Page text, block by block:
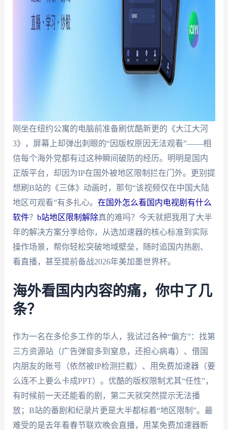
刚坐在纽约公寓的电脑前准备刷优酷新更的《大江大河
3》，屏幕上却弹出刺眼的“因版权原因无法观看”——相
信每个海外党都有过这种瞬间破防的经历。明明是国内
正版平台，却因为IP在国外被地区限制拦在门外。更别提
想刷B站的《三体》动画时，那句“该视频仅在中国大陆
地区可观看”有多扎心。 在国外怎么看国内电视剧有什么
软件？ b站地区限制解除真的难吗？今天就把我用了大半
年的解决方案分享给你，从选加速器的核心标准到实际
操作场景，帮你轻松突破地域壁垒，随时追国内热剧、
看直播，甚至提前备战2026年美加墨世界杯。
海外看国内内容的痛，你中了几
条？
作为一名在多伦多工作的华人，我试过各种“偏方”：找第
三方资源站（广告弹窗多到窒息，还担心病毒）、借国
内朋友的账号（依然被IP检测拦截）、用免费加速器（要
么连不上要么卡成PPT）。优酷的版权限制尤其“任性”，
有时候前一天还能看的剧，第二天就突然提示无法播
放；B站的番剧和纪录片更是大半都标着“地区限制”。最
难受的是去年看春节联欢晚会直播，用某免费加速器断